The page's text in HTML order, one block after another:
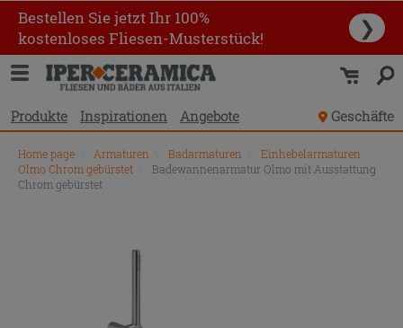
Bestellen Sie jetzt Ihr 100%
kostenloses Fliesen-Musterstück!
❯
Produkte Inspirationen Angebote Geschäfte
Home page Armaturen Badarmaturen
Einhebelarmaturen
Olmo Chrom gebürstet
Badewannenarmatur Olmo mit Ausstattung
Chrom gebürstet